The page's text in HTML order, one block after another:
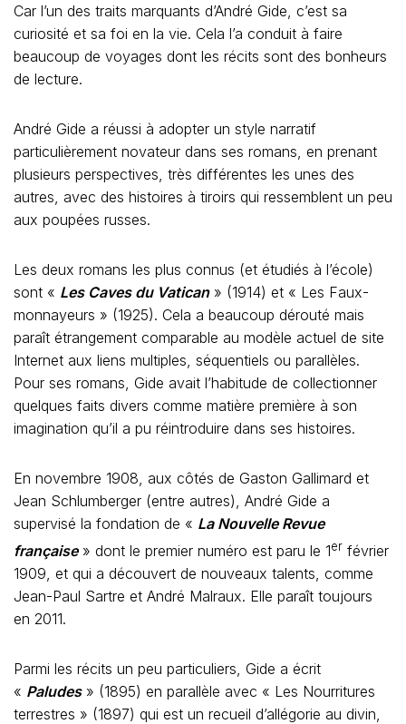
Car l’un des traits marquants d’André Gide, c’est sa
curiosité et sa foi en la vie. Cela l’a conduit à faire
beaucoup de voyages dont les récits sont des bonheurs
de lecture.
André Gide a réussi à adopter un style narratif
particulièrement novateur dans ses romans, en prenant
plusieurs perspectives, très différentes les unes des
autres, avec des histoires à tiroirs qui ressemblent un peu
aux poupées russes.
Les deux romans les plus connus (et étudiés à l’école)
sont « Les Caves du Vatican» (1914) et « Les Faux-
monnayeurs » (1925). Cela a beaucoup dérouté mais
paraît étrangement comparable au modèle actuel de site
Internet aux liens multiples, séquentiels ou parallèles.
Pour ses romans, Gide avait l’habitude de collectionner
quelques faits divers comme matière première à son
imagination qu’il a pu réintroduire dans ses histoires.
En novembre 1908, aux côtés de Gaston Gallimard et
Jean Schlumberger (entre autres), André Gide a
supervisé la fondation de « La Nouvelle Revue
française» dont le premier numéro est paru le 1er février
1909, et qui a découvert de nouveaux talents, comme
Jean-Paul Sartre et André Malraux. Elle paraît toujours
en 2011.
Parmi les récits un peu particuliers, Gide a écrit
« Paludes» (1895) en parallèle avec « Les Nourritures
terrestres » (1897) qui est un recueil d’allégorie au divin,